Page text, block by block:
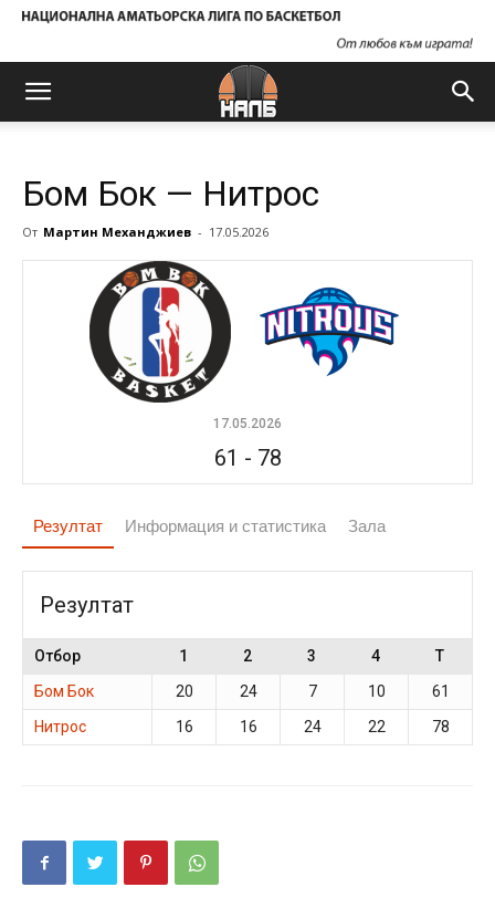
Бом Бок — Нитрос
От Мартин Механджиев - 17.05.2026
17.05.2026
61 - 78
Резултат Информация и статистика Зала
Резултат
Отбор 1 2 3 4
T
Бом Бок
20 24 7 10
61
Нитрос
16 16 24 22 78